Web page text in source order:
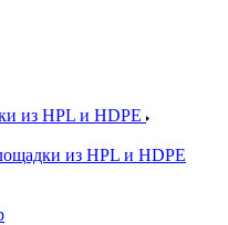
из HPL и HDPE
из HPL и HDPE